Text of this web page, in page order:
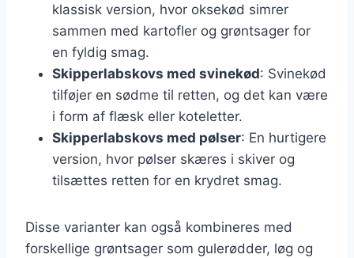
klassisk version, hvor oksekød simrer
sammen med kartofler og grøntsager for
en fyldig smag.
Skipperlabskovs med svinekød: Svinekød
tilføjer en sødme til retten, og det kan være
i form af flæsk eller koteletter.
Skipperlabskovs med pølser: En hurtigere
version, hvor pølser skæres i skiver og
tilsættes retten for en krydret smag.
Disse varianter kan også kombineres med
forskellige grøntsager som gulerødder, løg og